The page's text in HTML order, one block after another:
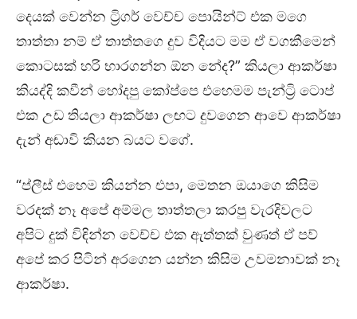
දෙයක් වෙන්න ට්‍රිගර් වෙච්ච පොයින්ට් එක මගෙ
තාත්තා නම් ඒ තාත්තගෙ දුව විදියට මම ඒ වගකීමෙන්
කොටසක් හරි භාරගන්න ඕන නේද?” කියලා ආකර්ෂා
කියද්දි කවීන් හෝදපු කෝප්පෙ එහෙමම පැන්ට්‍රි ටොප්
එක උඩ තියලා ආකර්ෂා ලඟට දුවගෙන ආවෙ ආකර්ෂා
දැන් අඬාවි කියන බයට වගේ.
“ප්ලීස් එහෙම කියන්න එපා, මෙතන ඔයාගෙ කිසිම
වරදක් නෑ අපේ අම්මල තාත්තලා කරපු වැරදිවලට
අපිට දුක් විඳින්න වෙච්ච එක ඇත්තක් වුණත් ඒ පව්
අපේ කර පිටින් අරගෙන යන්න කිසිම උවමනාවක් නෑ
ආකර්ෂා.